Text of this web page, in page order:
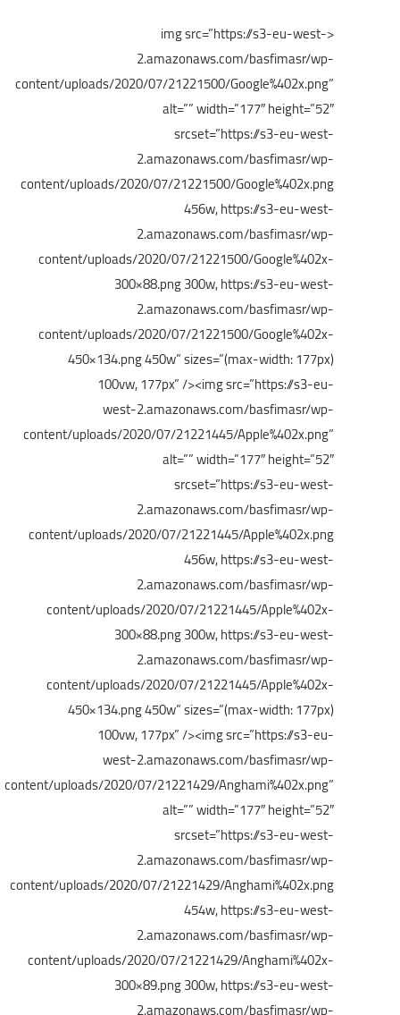
<img src=”https://s3-eu-west-
2.amazonaws.com/basfimasr/wp-
content/uploads/2020/07/21221500/Google%402x.png”
alt=”” width=”177″ height=”52″
srcset=”https://s3-eu-west-
2.amazonaws.com/basfimasr/wp-
content/uploads/2020/07/21221500/Google%402x.png
456w, https://s3-eu-west-
2.amazonaws.com/basfimasr/wp-
content/uploads/2020/07/21221500/Google%402x-
300×88.png 300w, https://s3-eu-west-
2.amazonaws.com/basfimasr/wp-
content/uploads/2020/07/21221500/Google%402x-
450×134.png 450w” sizes=”(max-width: 177px)
100vw, 177px” /><img src=”https://s3-eu-
west-2.amazonaws.com/basfimasr/wp-
content/uploads/2020/07/21221445/Apple%402x.png”
alt=”” width=”177″ height=”52″
srcset=”https://s3-eu-west-
2.amazonaws.com/basfimasr/wp-
content/uploads/2020/07/21221445/Apple%402x.png
456w, https://s3-eu-west-
2.amazonaws.com/basfimasr/wp-
content/uploads/2020/07/21221445/Apple%402x-
300×88.png 300w, https://s3-eu-west-
2.amazonaws.com/basfimasr/wp-
content/uploads/2020/07/21221445/Apple%402x-
450×134.png 450w” sizes=”(max-width: 177px)
100vw, 177px” /><img src=”https://s3-eu-
west-2.amazonaws.com/basfimasr/wp-
content/uploads/2020/07/21221429/Anghami%402x.png”
alt=”” width=”177″ height=”52″
srcset=”https://s3-eu-west-
2.amazonaws.com/basfimasr/wp-
content/uploads/2020/07/21221429/Anghami%402x.png
454w, https://s3-eu-west-
2.amazonaws.com/basfimasr/wp-
content/uploads/2020/07/21221429/Anghami%402x-
300×89.png 300w, https://s3-eu-west-